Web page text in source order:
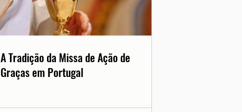
A Tradição da Missa de Ação de
Graças em Portugal